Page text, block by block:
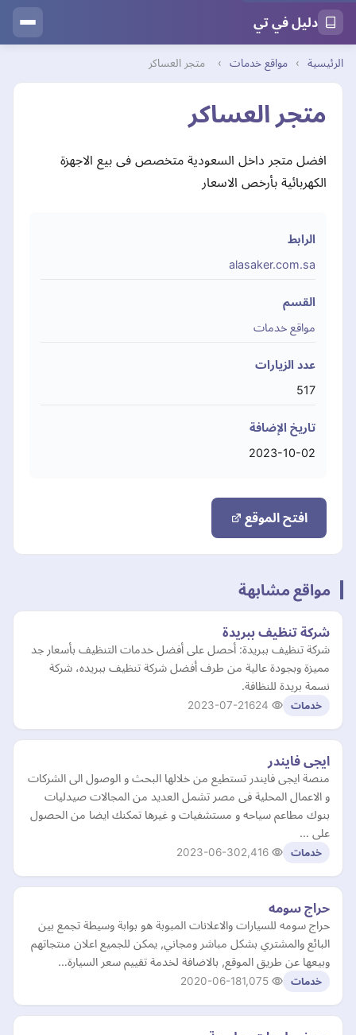
دليل في تي
الرئيسية › مواقع خدمات › متجر العساكر
متجر العساكر
افضل متجر داخل السعودية متخصص فى بيع الاجهزة
الكهربائية بأرخص الاسعار
الرابط
alasaker.com.sa
القسم
مواقع خدمات
عدد الزيارات
517
تاريخ الإضافة
2023-10-02
افتح الموقع
مواقع مشابهة
شركة تنظيف ببريدة
شركة تنظيف ببريدة: أحصل على أفضل خدمات التنظيف بأسعار جد
مميزة وبجودة عالية من طرف أفضل شركة تنظيف ببريده، شركة
نسمة بريدة للنظافة.
خدمات 2023-07-21
ايجى فايندر
منصة ايجى فايندر تستطيع من خلالها البحث و الوصول الى الشركات
و الاعمال المحلية فى مصر تشمل العديد من المجالات صيدليات
بنوك مطاعم سياحه و مستشفيات و غيرها تمكنك ايضا من الحصول
على …
خدمات 2023-06-30
حراج سومه
حراج سومه للسيارات والاعلانات المبوبة هو بوابة وسيطة تجمع بين
البائع والمشتري بشكل مباشر ومجاني, يمكن للجميع اعلان منتجاتهم
وبيعها عن طريق الموقع, بالاضافة لخدمة تقييم سعر السيارة…
خدمات 2020-06-18